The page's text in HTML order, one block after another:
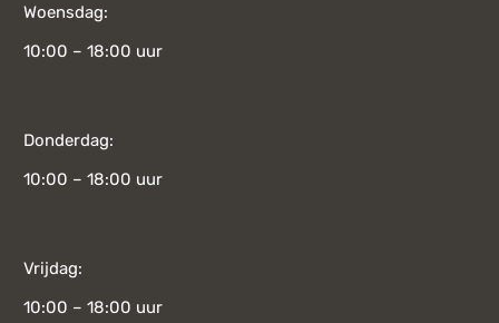
Woensdag:
10:00 – 18:00 uur
Donderdag:
10:00 – 18:00 uur
Vrijdag:
10:00 – 18:00 uur